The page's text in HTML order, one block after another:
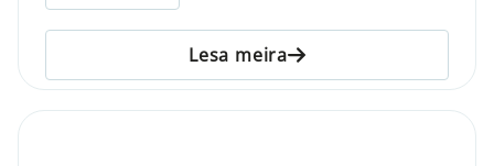
Lesa meira